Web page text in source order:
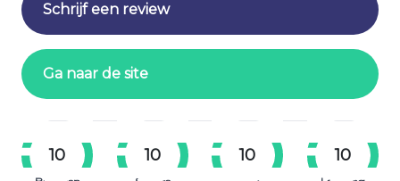
Schrijf een review
Ga naar de site
10 10 10 10